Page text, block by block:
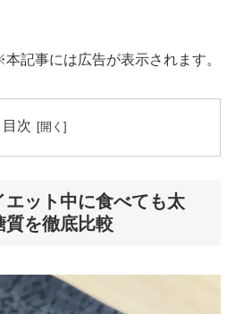
記事には広告が表示されます。
目次
ット中に食べても太
質を徹底比較